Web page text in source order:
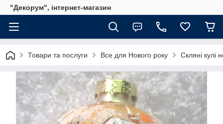
"Декорум", інтернет-магазин
Товари та послуги Все для Нового року Скляні кулі